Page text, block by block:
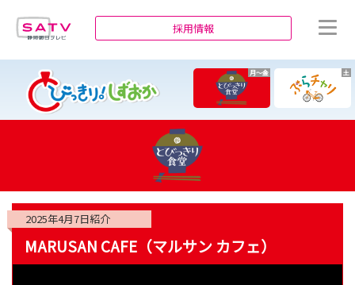
採用情報
月～金 土
2025年4月7日紹介
MARUSAN CAFE（マルサン カフェ）